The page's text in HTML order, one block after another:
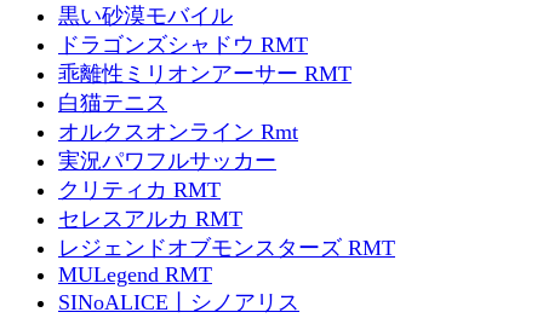
黒い砂漠モバイル
ドラゴンズシャドウ RMT
乖離性ミリオンアーサー RMT
白猫テニス
オルクスオンライン Rmt
実況パワフルサッカー
クリティカ RMT
セレスアルカ RMT
レジェンドオブモンスターズ RMT
MULegend RMT
SINoALICE丨シノアリス